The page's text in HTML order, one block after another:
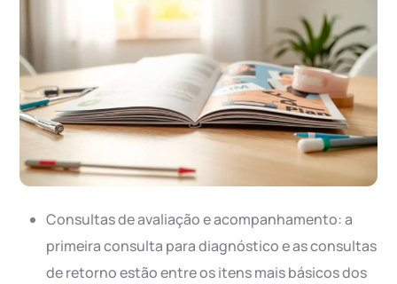
Consultas de avaliação e acompanhamento: a
primeira consulta para diagnóstico e as consultas
de retorno estão entre os itens mais básicos dos